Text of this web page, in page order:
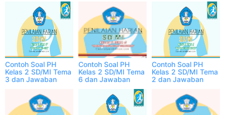
Contoh Soal PH
Kelas 2 SD/MI Tema
3 dan Jawaban
Contoh Soal PH
Kelas 2 SD/MI Tema
6 dan Jawaban
Contoh Soal PH
Kelas 2 SD/MI Tema
2 dan Jawaban